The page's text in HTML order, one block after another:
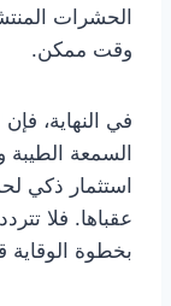
الحشرات
وقت ممكن.
في النهاية،
السمعة
استثمار ذكي
عقباها. فلا
بخطوة الوقاية